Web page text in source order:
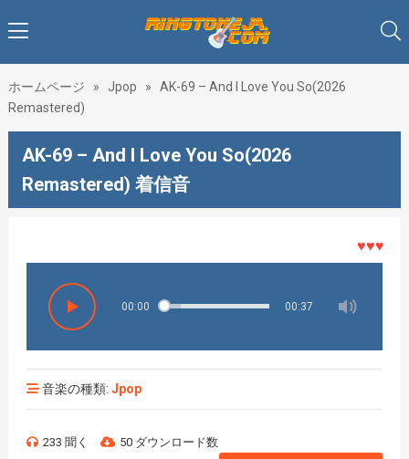
ホームページ » Jpop »
AK-69 – And I Love You So(2026
Remastered)
AK-69 – And I Love You So(2026
Remastered) 着信音
♥♥♥着メ
00:00 00:37
音楽の種類: Jpop
233 聞く 50 ダウンロード数